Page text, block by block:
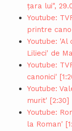
țara lui",
Youtube:
printre
Youtube: 'Al
Lilieci' de
Youtube:
canonici'
Youtube:
murit' [2:30]
Youtube:
la Roman'